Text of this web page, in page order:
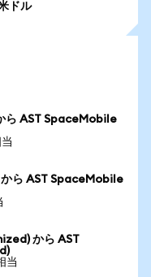
ドル
ら AST SpaceMobile
ら AST SpaceMobile
から AST
当